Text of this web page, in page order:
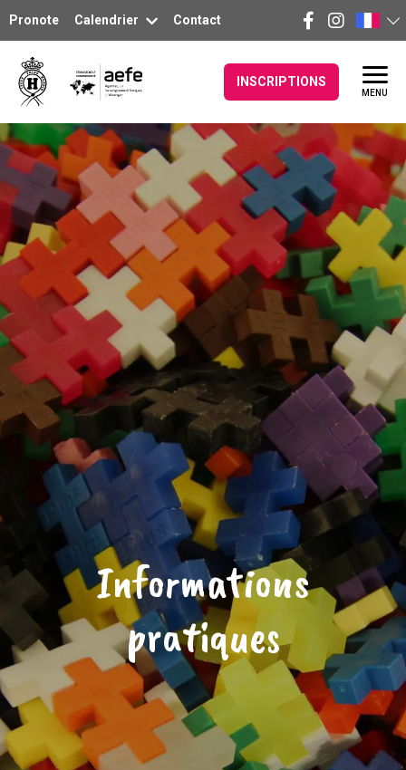
Pronote Calendrier Contact
INSCRIPTIONS
MENU
Informations
pratiques